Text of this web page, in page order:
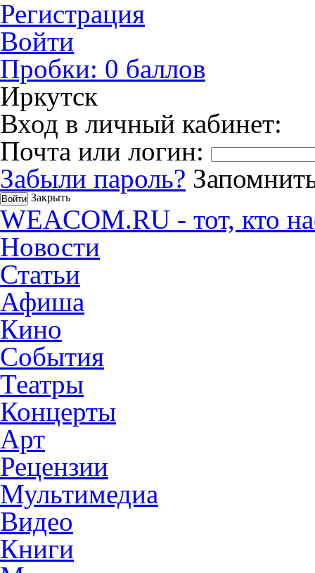
Регистрация
Войти
Пробки: 0 баллов
Иркутск
Вход в личный кабинет:
Почта или логин:
Забыли пароль?
Закрыть
WEACOM.RU - тот, кто
Новости
Статьи
Афиша
Кино
События
Театры
Концерты
Арт
Рецензии
Мультимедиа
Видео
Книги